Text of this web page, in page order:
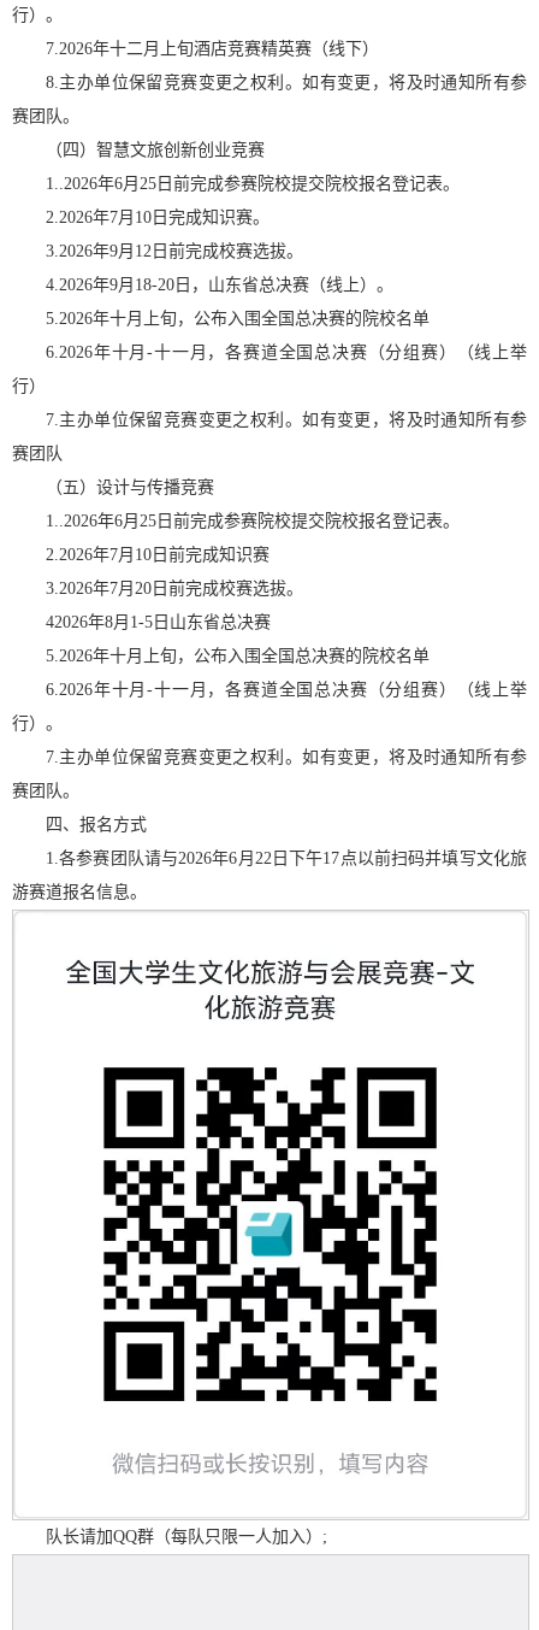
行）。
7.2026年十二月上旬酒店竞赛精英赛（线下）
8.主办单位保留竞赛变更之权利。如有变更，将及时通知所有参
赛团队。
（四）智慧文旅创新创业竞赛
1..2026年6月25日前完成参赛院校提交院校报名登记表。
2.2026年7月10日完成知识赛。
3.2026年9月12日前完成校赛选拔。
4.2026年9月18-20日，山东省总决赛（线上）。
5.2026年十月上旬，公布入围全国总决赛的院校名单
6.2026年十月-十一月，各赛道全国总决赛（分组赛）（线上举
行）
7.主办单位保留竞赛变更之权利。如有变更，将及时通知所有参
赛团队
（五）设计与传播竞赛
1..2026年6月25日前完成参赛院校提交院校报名登记表。
2.2026年7月10日前完成知识赛
3.2026年7月20日前完成校赛选拔。
42026年8月1-5日山东省总决赛
5.2026年十月上旬，公布入围全国总决赛的院校名单
6.2026年十月-十一月，各赛道全国总决赛（分组赛）（线上举
行）。
7.主办单位保留竞赛变更之权利。如有变更，将及时通知所有参
赛团队。
四、报名方式
1.各参赛团队请与2026年6月22日下午17点以前扫码并填写文化旅
游赛道报名信息。
队长请加QQ群（每队只限一人加入）;